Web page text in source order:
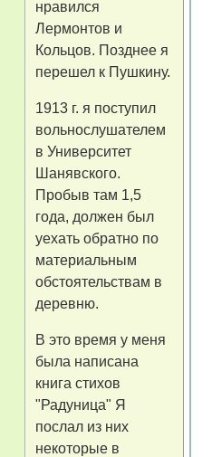
нравился
Лермонтов и
Кольцов. Позднее я
перешел к Пушкину.
1913 г. я поступил
вольнослушателем
в Университет
Шанявского.
Пробыв там 1,5
года, должен был
уехать обратно по
материальным
обстоятельствам в
деревню.
В это время у меня
была написана
книга стихов
"Радуница" Я
послал из них
некоторые в